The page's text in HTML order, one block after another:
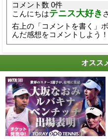
コメント数 0件
こんにちはテニス大好き
右上の「コメントを書く」
んだ感想をコメントしよう！
オスス